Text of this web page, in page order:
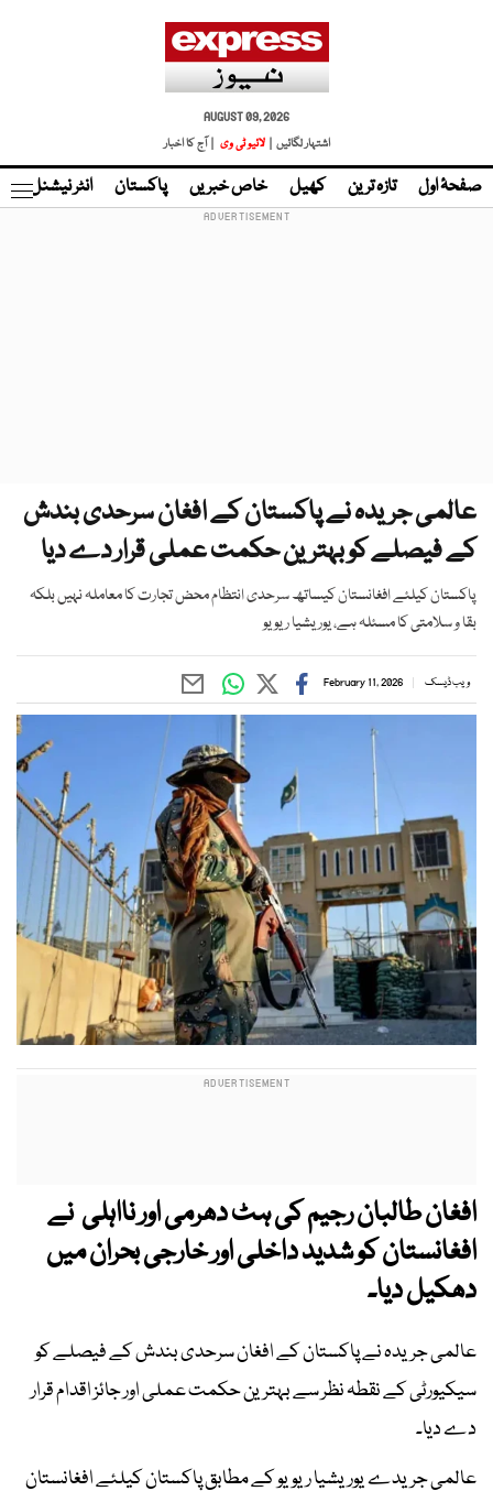
AUGUST 09, 2026
اشتہار لگائیں |
لائیو ٹی وی | آج کا اخبار
صفحۂ اول تازہ ترین کھیل خاص خبریں پاکستان انٹر نیشنل
عالمی جریدہ نے پاکستان کے افغان سرحدی بندش
کے فیصلے کو بہترین حکمت عملی قرار دے دیا
پاکستان کیلئے افغانستان کیساتھ سرحدی انتظام محض تجارت کا معاملہ نہیں بلکہ
بقا و سلامتی کا مسئلہ ہے، یوریشیا ریویو
ویب ڈیسک February 11, 2026
افغان طالبان رجیم کی ہٹ دھرمی اور نااہلی نے
افغانستان کو شدید داخلی اور خارجی بحران میں
دھکیل دیا۔
عالمی جریدہ نے پاکستان کے افغان سرحدی بندش کے فیصلے کو
سیکیورٹی کے نقطہ نظر سے بہترین حکمت عملی اور جائز اقدام قرار
دے دیا۔
عالمی جریدے یوریشیا ریویو کے مطابق پاکستان کیلئے افغانستان